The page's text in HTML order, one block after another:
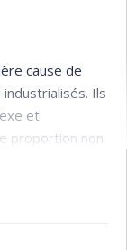
cause de
Ils
et
proportion non
reliée à des
au